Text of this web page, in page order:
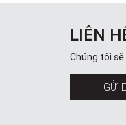
LIÊN
Chúng tôi
GỬI